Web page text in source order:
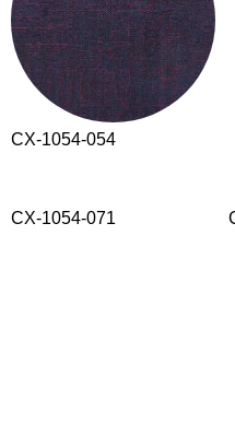
CX-1054-054
CX-1054-071